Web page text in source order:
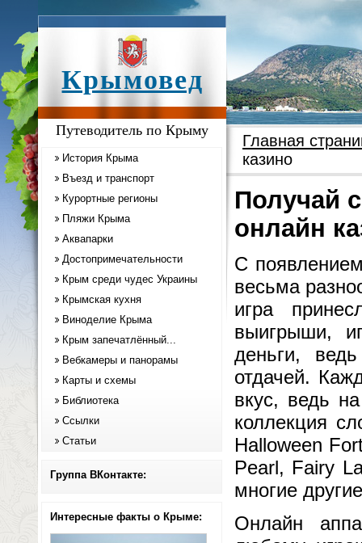
Крымовед
Путеводитель по Крыму
История Крыма
Въезд и транспорт
Курортные регионы
Пляжи Крыма
Аквапарки
Достопримечательности
Крым среди чудес Украины
Крымская кухня
Виноделие Крыма
Крым запечатлённый...
Вебкамеры и панорамы
Карты и схемы
Библиотека
Ссылки
Статьи
Группа ВКонтакте:
Интересные факты о Крыме:
Главная
казино
Получай
онлайн
С
весьма
игра
выигрыши,
деньги,
отдачей.
вкус, ведь
коллекция
Halloween
Pearl, Fairy
многие
Онлайн